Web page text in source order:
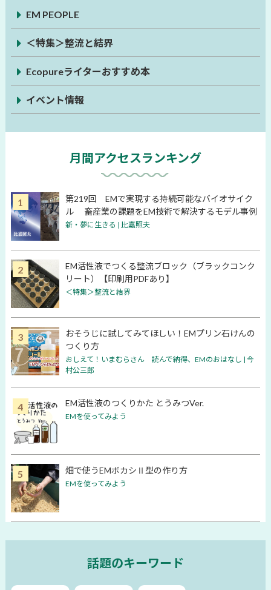
EM PEOPLE
＜特集＞整流と結界
Ecopureライターおすすめ本
イベント情報
月間アクセスランキング
第219回 EMで実現する持続可能なバイオサイク
ル 畜産業の課題をEM技術で解決するモデル事例
新・夢に生きる | 比嘉照夫
EM活性液でつくる整流ブロック（ブラックコンク
リート）【印刷用PDFあり】
＜特集＞整流と結界
おそうじに試してみてほしい！EMプリン石けんの
つくり方
おしえて！いまむらさん 読んで納得、EMのおはなし | 今
村公三郎
EM活性液のつくりかた とうみつVer.
EMを使ってみよう
畑で使うEMボカシⅡ型の作り方
EMを使ってみよう
話題のキーワード